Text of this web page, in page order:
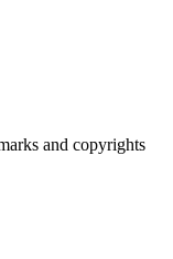
and copyrights